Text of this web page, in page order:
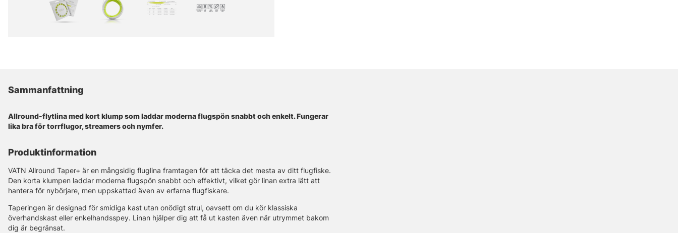
Sammanfattning
Allround-flyt­lina med kort klump som laddar moderna flugspön snabbt och enkelt. Fungerar
lika bra för torrflugor, streamers och nymfer.
Produktinformation
VATN Allround Taper+ är en mångsidig fluglina framtagen för att täcka det mesta av ditt flugfiske.
Den korta klumpen laddar moderna flugspön snabbt och effektivt, vilket gör linan extra lätt att
hantera för nybörjare, men uppskattad även av erfarna flugfiskare.
Taperingen är designad för smidiga kast utan onödigt strul, oavsett om du kör klassiska
överhandskast eller enkelhandsspey. Linan hjälper dig att få ut kasten även när utrymmet bakom
dig är begränsat.